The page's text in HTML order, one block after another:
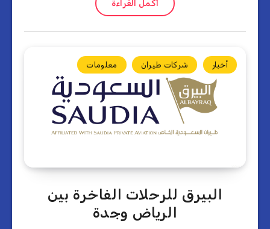
أكمل القراءة
أخبار شركات طيران معلومات
البيرق للرحلات الفاخرة بين
الرياض وجدة